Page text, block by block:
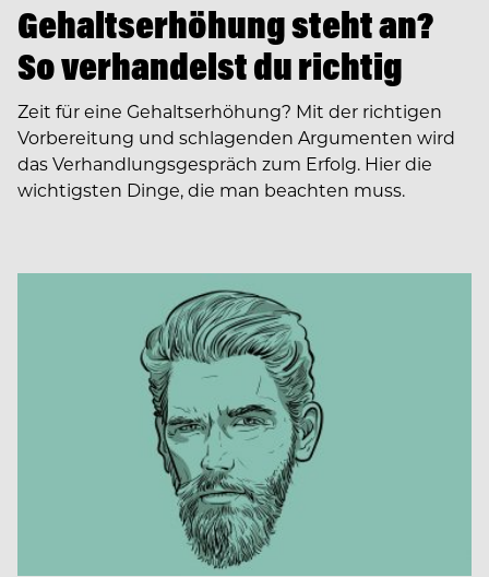
Gehaltserhöhung steht an?
So verhandelst du richtig
Zeit für eine Gehaltserhöhung? Mit der richtigen
Vorbereitung und schlagenden Argumenten wird
das Verhandlungsgespräch zum Erfolg. Hier die
wichtigsten Dinge, die man beachten muss.